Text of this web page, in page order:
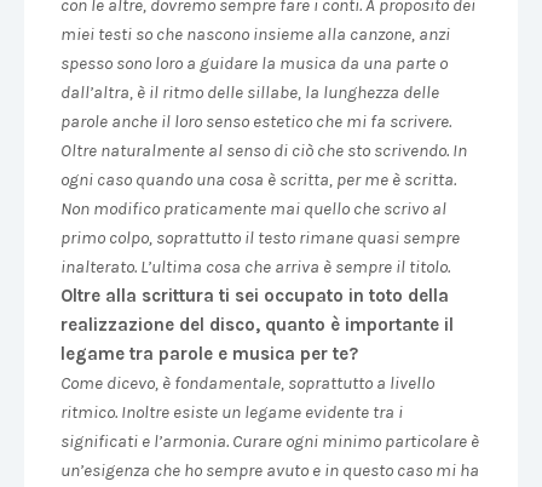
con le altre, dovremo sempre fare i conti. A proposito dei
miei testi so che nascono insieme alla canzone, anzi
spesso sono loro a guidare la musica da una parte o
dall’altra, è il ritmo delle sillabe, la lunghezza delle
parole anche il loro senso estetico che mi fa scrivere.
Oltre naturalmente al senso di ciò che sto scrivendo. In
ogni caso quando una cosa è scritta, per me è scritta.
Non modifico praticamente mai quello che scrivo al
primo colpo, soprattutto il testo rimane quasi sempre
inalterato. L’ultima cosa che arriva è sempre il titolo.
Oltre alla scrittura ti sei occupato in toto della
realizzazione del disco, quanto è importante il
legame tra parole e musica per te?
Come dicevo, è fondamentale, soprattutto a livello
ritmico. Inoltre esiste un legame evidente tra i
significati e l’armonia. Curare ogni minimo particolare è
un’esigenza che ho sempre avuto e in questo caso mi ha